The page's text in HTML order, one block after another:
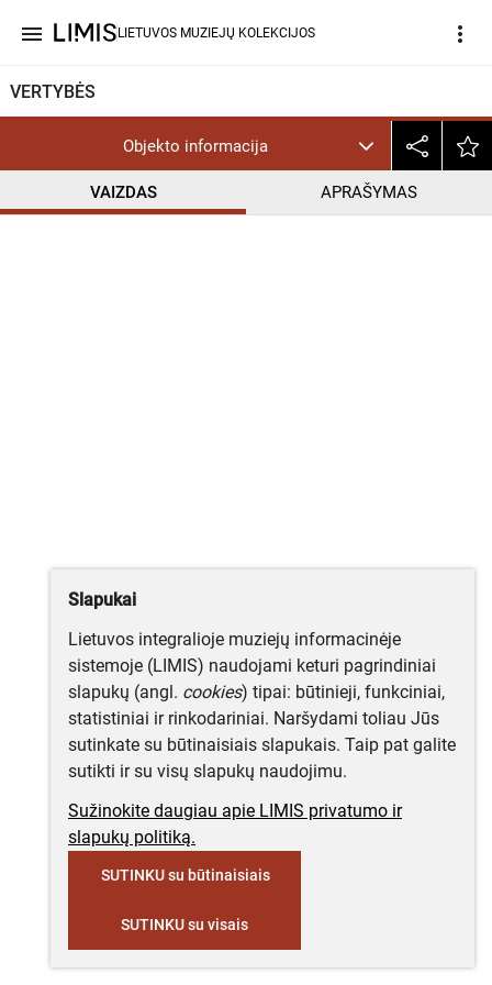
menu LIETUVOS MUZIEJŲ KOLEKCIJOS more_vert
VERTYBĖS
Objekto informacija
VAIZDAS APRAŠYMAS
Slapukai
Lietuvos integralioje muziejų informacinėje
sistemoje (LIMIS) naudojami keturi pagrindiniai
slapukų (angl. cookies) tipai: būtinieji, funkciniai,
statistiniai ir rinkodariniai. Naršydami toliau Jūs
sutinkate su būtinaisiais slapukais. Taip pat galite
sutikti ir su visų slapukų naudojimu.
Sužinokite daugiau apie LIMIS privatumo ir
slapukų politiką.
SUTINKU su būtinaisiais
SUTINKU su visais